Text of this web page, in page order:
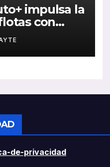
impulsa la
con
eléctricos
de-privacidad